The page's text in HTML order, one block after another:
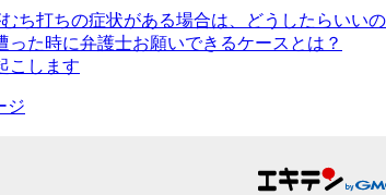
ち打ちの症状がある場合は、どうしたらいい
た時に弁護士お願いできるケースとは？
こします